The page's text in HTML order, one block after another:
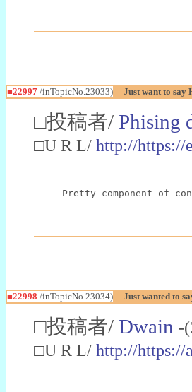
■22997 /inTopicNo.23033) Just want to say
□投稿者/ Phising
□U R L/ http://https://
Pretty component of
■22998 /inTopicNo.23034) Just wanted to
□投稿者/ Dwain -
□U R L/ http://https://